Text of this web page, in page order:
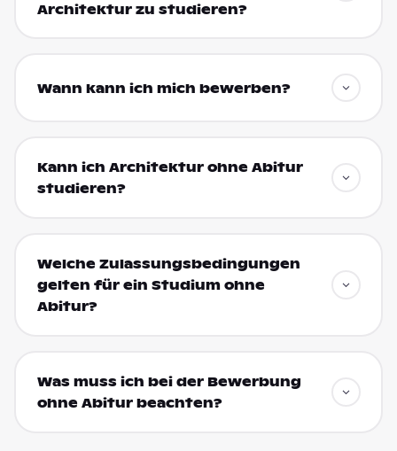
Architektur zu studieren?
Wann kann ich mich bewerben?
Kann ich Architektur ohne Abitur
studieren?
Welche Zulassungsbedingungen
gelten für ein Studium ohne
Abitur?
Was muss ich bei der Bewerbung
ohne Abitur beachten?